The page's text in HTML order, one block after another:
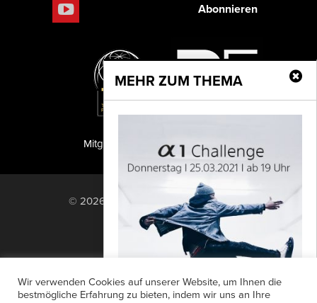
MEHR ZUM THEMA
Abonnieren
PF Publishing GmbH
Mitglied der TIPA
© 2026 PF Publishing GmbH. All rights
reserved.
Nach oben
Anzeigensuche
Shop
Zahlungsarten
Wir verwenden Cookies auf unserer Website, um Ihnen die
bestmögliche Erfahrung zu bieten, indem wir uns an Ihre